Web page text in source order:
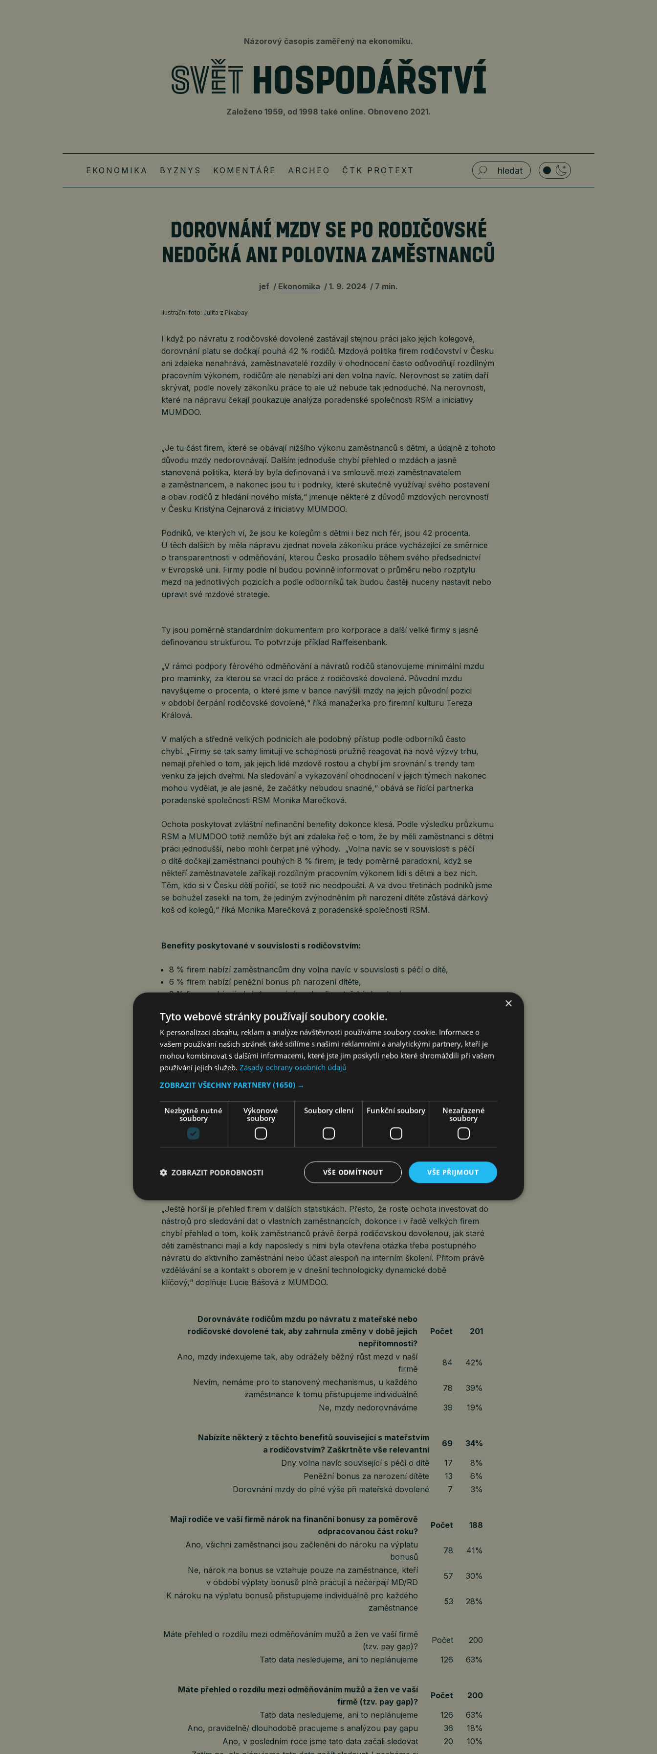
Názorový časopis zaměřený na ekonomiku.
Založeno 1959, od 1998 také online. Obnoveno 2021.
EKONOMIKA BYZNYS KOMENTÁŘE ARCHEO ČTK PROTEXT
DOROVNÁNÍ MZDY SE PO RODIČOVSKÉ
NEDOČKÁ ANI POLOVINA ZAMĚSTNANCŮ
jef Ekonomika 1. 9. 2024 7 min.
Ilustrační foto: Julita z Pixabay
I když po návratu z rodičovské dovolené zastávají stejnou práci jako jejich kolegové,
dorovnání platu se dočkají pouhá 42 % rodičů. Mzdová politika firem rodičovství v Česku
ani zdaleka nenahrává, zaměstnavatelé rozdíly v ohodnocení často odůvodňují rozdílným
pracovním výkonem, rodičům ale nenabízí ani den volna navíc. Nerovnost se zatím daří
skrývat, podle novely zákoníku práce to ale už nebude tak jednoduché. Na nerovnosti,
které na nápravu čekají poukazuje analýza poradenské společnosti RSM a iniciativy
MUMDOO.
„Je tu část firem, které se obávají nižšího výkonu zaměstnanců s dětmi, a údajně z tohoto
důvodu mzdy nedorovnávají. Dalším jednoduše chybí přehled o mzdách a jasně
stanovená politika, která by byla definovaná i ve smlouvě mezi zaměstnavatelem
a zaměstnancem, a nakonec jsou tu i podniky, které skutečně využívají svého postavení
a obav rodičů z hledání nového místa,“ jmenuje některé z důvodů mzdových nerovností
v Česku Kristýna Cejnarová z iniciativy MUMDOO.
Podniků, ve kterých ví, že jsou ke kolegům s dětmi i bez nich fér, jsou 42 procenta.
U těch dalších by měla nápravu zjednat novela zákoníku práce vycházející ze směrnice
o transparentnosti v odměňování, kterou Česko prosadilo během svého předsednictví
v Evropské unii. Firmy podle ní budou povinně informovat o průměru nebo rozptylu
mezd na jednotlivých pozicích a podle odborníků tak budou častěji nuceny nastavit nebo
upravit své mzdové strategie.
Ty jsou poměrně standardním dokumentem pro korporace a další velké firmy s jasně
definovanou strukturou. To potvrzuje příklad Raiffeisenbank.
„V rámci podpory férového odměňování a návratů rodičů stanovujeme minimální mzdu
pro maminky, za kterou se vrací do práce z rodičovské dovolené. Původní mzdu
navyšujeme o procenta, o které jsme v bance navýšili mzdy na jejich původní pozici
v období čerpání rodičovské dovolené,“ říká manažerka pro firemní kulturu Tereza
Králová.
V malých a středně velkých podnicích ale podobný přístup podle odborníků často
chybí. „Firmy se tak samy limitují ve schopnosti pružně reagovat na nové výzvy trhu,
nemají přehled o tom, jak jejich lidé mzdově rostou a chybí jim srovnání s trendy tam
venku za jejich dveřmi. Na sledování a vykazování ohodnocení v jejich týmech nakonec
mohou vydělat, je ale jasné, že začátky nebudou snadné,“ obává se řídící partnerka
poradenské společnosti RSM Monika Marečková.
Ochota poskytovat zvláštní nefinanční benefity dokonce klesá. Podle výsledku průzkumu
RSM a MUMDOO totiž nemůže být ani zdaleka řeč o tom, že by měli zaměstnanci s dětmi
práci jednodušší, nebo mohli čerpat jiné výhody. „Volna navíc se v souvislosti s péčí
o dítě dočkají zaměstnanci pouhých 8 % firem, je tedy poměrně paradoxní, když se
někteří zaměstnavatele zaříkají rozdílným pracovním výkonem lidí s dětmi a bez nich.
Těm, kdo si v Česku děti pořídí, se totiž nic neodpouští. A ve dvou třetinách podniků jsme
se bohužel zasekli na tom, že jediným zvýhodněním při narození dítěte zůstává dárkový
koš od kolegů,“ říká Monika Marečková z poradenské společnosti RSM.
Benefity poskytované v souvislosti s rodičovstvím:
8 % firem nabízí zaměstnancům dny volna navíc v souvislosti s péčí o dítě,
6 % firem nabízí peněžní bonus při narození dítěte,
3 % firem nabízejí plné dorovnání mzdy při mateřské dovolené,
Ve většině případů se rodiče naopak musí rozloučit se stávajícími nefinančními benefity.
A ve více než třetině firem dokonce i s finančním bonusem za předešlý rok. Že
zaměstnancům, kteří čerpají mateřskou nebo rodičovskou dovolenou proporční část
bonusu nevyplácejí, přiznává 30 % zaměstnavatelů. Dalších 28 % uvádí, že k výplatě
přistupují individuálně. „Takoví zaměstnanci se v předchozím roce podíleli na výkonu
a úspěchu firmy, oceněni za něj ale na rozdíl od ostatních nejsou. Takový přístup je
skutečně už zneužitím situace ze strany podniku a počet těch, kde tak ke kolegům
přistupují, osobně považuji za alarmující,“ říká Monika Marečková.
RSM dále upozorňuje, že výsledkem současné situace je významné rozevírání nůžek
mezi těmi, kdo v práci zůstanou, a těmi, kdo alespoň část kariérního života věnují péči
o dítě. Nejčastěji ženy právě v tento moment začínají ve svém finančním ohodnocení
výrazně ztrácet na své mužské kolegy. Rozdíl v ohodnocení mužů a žen sleduje pouhých
16 % firem dlouhodobě a celkem 23,5 % v návaznosti na avizované legislativní změny.
„Ještě horší je přehled firem v dalších statistikách. Přesto, že roste ochota investovat do
nástrojů pro sledování dat o vlastních zaměstnancích, dokonce i v řadě velkých firem
chybí přehled o tom, kolik zaměstnanců právě čerpá rodičovskou dovolenou, jak staré
děti zaměstnanci mají a kdy naposledy s nimi byla otevřena otázka třeba postupného
návratu do aktivního zaměstnání nebo účast alespoň na interním školení. Přitom právě
vzdělávání se a kontakt s oborem je v dnešní technologicky dynamické době
klíčový,“ doplňuje Lucie Bášová z MUMDOO.
Dorovnáváte rodičům mzdu po návratu z mateřské nebo
rodičovské dovolené tak, aby zahrnula změny v době jejich
nepřítomnosti?
Počet 201
Ano, mzdy indexujeme tak, aby odrážely běžný růst mezd v naší
firmě
84
42%
Nevím, nemáme pro to stanovený mechanismus, u každého
zaměstnance k tomu přistupujeme individuálně
78
39%
Ne, mzdy nedorovnáváme
39 19%
Nabízíte některý z těchto benefitů související s mateřstvím
a rodičovstvím? Zaškrtněte vše relevantní
69
34%
Dny volna navíc související s péčí o dítě
17
8%
Peněžní bonus za narození dítěte
13
6%
Dorovnání mzdy do plné výše při mateřské dovolené
7 3%
Mají rodiče ve vaší firmě nárok na finanční bonusy za poměrově
odpracovanou část roku?
Počet
188
Ano, všichni zaměstnanci jsou začleněni do nároku na výplatu
bonusů
78
41%
Ne, nárok na bonus se vztahuje pouze na zaměstnance, kteří
v období výplaty bonusů plně pracují a nečerpají MD/RD
57
30%
K nároku na výplatu bonusů přistupujeme individuálně pro každého
zaměstnance
53 28%
Máte přehled o rozdílu mezi odměňováním mužů a žen ve vaší firmě
(tzv. pay gap)?
Počet
200
Tato data nesledujeme, ani to neplánujeme
126 63%
Máte přehled o rozdílu mezi odměňováním mužů a žen ve vaší
firmě (tzv. pay gap)?
Počet
200
Tato data nesledujeme, ani to neplánujeme
126
63%
Ano, pravidelně/ dlouhodobě pracujeme s analýzou pay gapu
36
18%
Ano, v posledním roce jsme tato data začali sledovat
20
10%
×
Tyto webové stránky používají soubory cookie.
K personalizaci obsahu, reklam a analýze návštěvnosti používáme soubory cookie. Informace o
vašem používání našich stránek také sdílíme s našimi reklamními a analytickými partnery, kteří je
mohou kombinovat s dalšími informacemi, které jste jim poskytli nebo které shromáždili při vašem
používání jejich služeb. Zásady ochrany osobních údajů
ZOBRAZIT VŠECHNY PARTNERY (1650) →
Nezbytně nutné
soubory
Výkonové
soubory
Soubory cílení Funkční soubory
Nezařazené
soubory
VŠE PŘIJMOUT
VŠE ODMÍTNOUT
ZOBRAZIT PODROBNOSTI